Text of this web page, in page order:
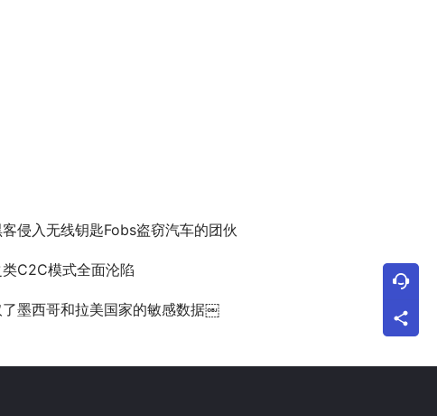
侵入无线钥匙Fobs盗窃汽车的团伙
C2C模式全面沦陷
了墨西哥和拉美国家的敏感数据￼